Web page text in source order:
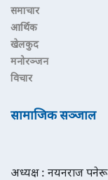
समाचार
आर्थिक
खेलकुद
मनोरञ्जन
विचार
सामाजिक सञ्जाल
अध्यक्ष : नयनराज पनेरू